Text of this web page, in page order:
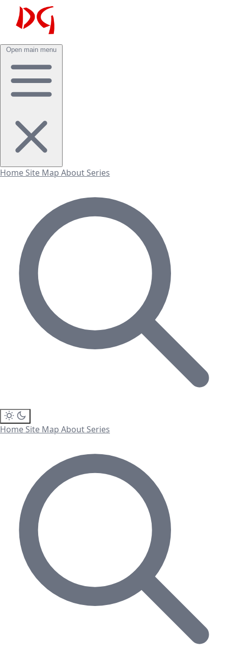
Open main menu
Home Site Map About Series
Home Site Map About Series